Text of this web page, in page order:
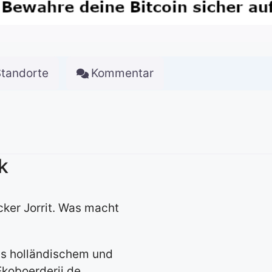
Kommentar
Jorrit. Was macht
holländischem und